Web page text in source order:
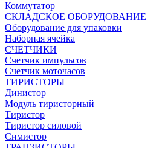
Коммутатор
СКЛАДСКОЕ ОБОРУДОВАНИЕ
Оборудование для упаковки
Наборная ячейка
СЧЕТЧИКИ
Счетчик импульсов
Счетчик моточасов
ТИРИСТОРЫ
Динистор
Модуль тиристорный
Тиристор
Тиристор силовой
Симистор